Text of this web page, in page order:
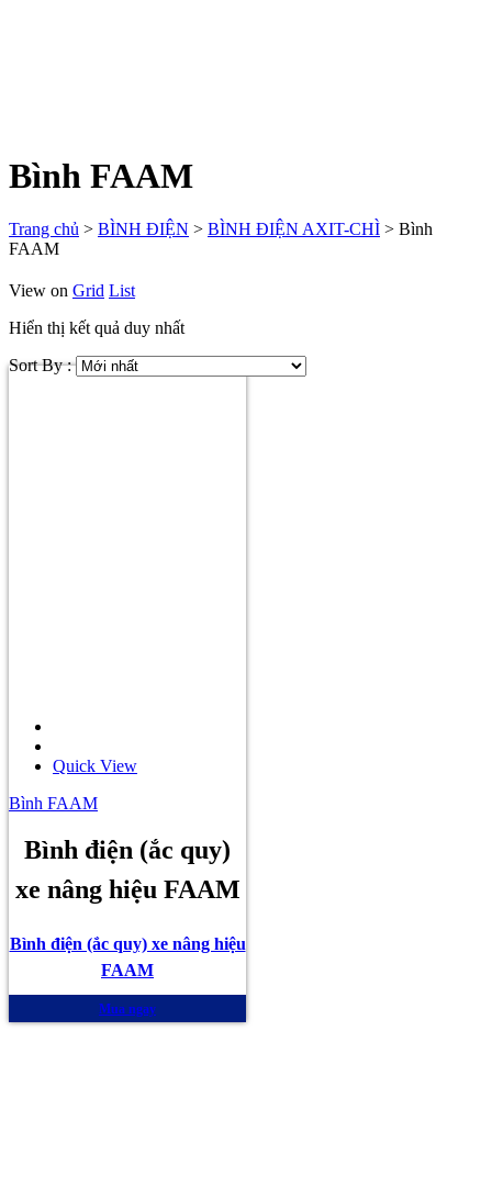
Bình FAAM
Trang chủ > BÌNH ĐIỆN > BÌNH ĐIỆN AXIT-CHÌ > Bình
FAAM
View on Grid List
Hiển thị kết quả duy nhất
Sort By :
Quick View
Bình FAAM
Bình điện (ắc quy)
xe nâng hiệu FAAM
Bình điện (ắc quy) xe nâng hiệu
FAAM
Mua ngay